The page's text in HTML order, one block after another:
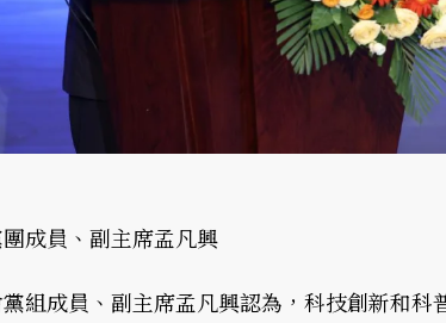
成員、副主席孟凡興
組成員、副主席孟凡興認為，科技創新和科